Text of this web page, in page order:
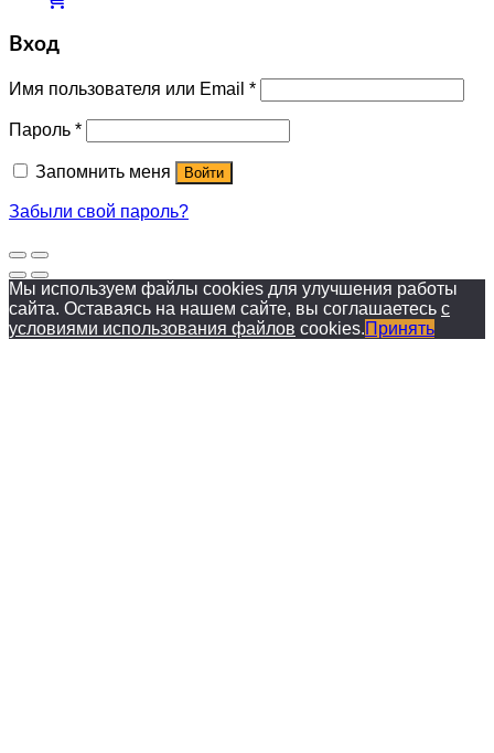
Вход
Имя пользователя или Email *
Пароль *
Запомнить меня Войти
Забыли свой пароль?
Мы используем файлы cookies для улучшения работы
сайта. Оставаясь на нашем сайте, вы соглашаетесь с
условиями использования файлов cookies.Принять